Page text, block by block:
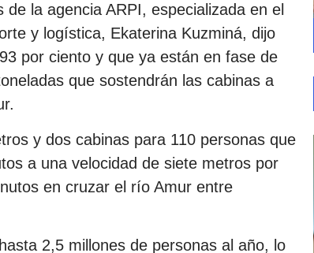
la agencia ARPI, especializada en el
y logística, Ekaterina Kuzminá, dijo
por ciento y que ya están en fase de
que sostendrán las cabinas a
y dos cabinas para 110 personas que
a una velocidad de siete metros por
en cruzar el río Amur entre
2,5 millones de personas al año, lo